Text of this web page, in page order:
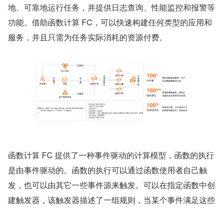
地、可靠地运行任务，并提供日志查询、性能监控和报警等
功能。借助函数计算 FC，可以快速构建任何类型的应用和
服务，并且只需为任务实际消耗的资源付费。
函数计算 FC 提供了一种事件驱动的计算模型，函数的执行
是由事件驱动的。函数的执行可以通过函数使用者自己触
发，也可以由其它一些事件源来触发。可以在指定函数中创
建触发器，该触发器描述了一组规则，当某个事件满足这些